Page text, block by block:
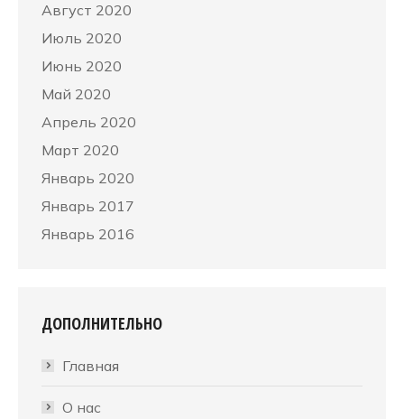
Август 2020
Июль 2020
Июнь 2020
Май 2020
Апрель 2020
Март 2020
Январь 2020
Январь 2017
Январь 2016
ДОПОЛНИТЕЛЬНО
Главная
О нас